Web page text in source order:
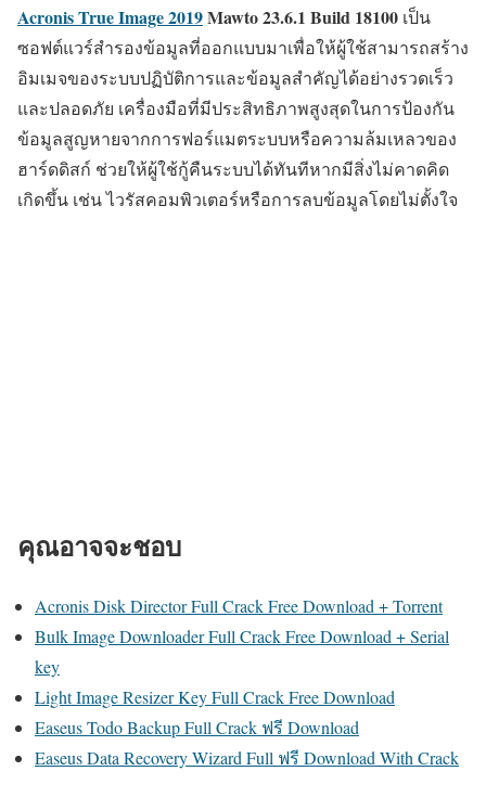
Acronis True Image 2019Mawto23.6.1 Build 18100 เป็น
ซอฟต์แวร์สำรองข้อมูลที่ออกแบบมาเพื่อให้ผู้ใช้สามารถสร้าง
อิมเมจของระบบปฏิบัติการและข้อมูลสำคัญได้อย่างรวดเร็ว
และปลอดภัย เครื่องมือที่มีประสิทธิภาพสูงสุดในการป้องกัน
ข้อมูลสูญหายจากการฟอร์แมตระบบหรือความล้มเหลวของ
ฮาร์ดดิสก์ ช่วยให้ผู้ใช้กู้คืนระบบได้ทันทีหากมีสิ่งไม่คาดคิด
เกิดขึ้น เช่น ไวรัสคอมพิวเตอร์หรือการลบข้อมูลโดยไม่ตั้งใจ
คุณอาจจะชอบ
Acronis Disk Director Full Crack Free Download + Torrent
Bulk Image Downloader Full Crack Free Download + Serial
key
Light Image Resizer Key Full Crack Free Download
Easeus Todo Backup Full Crack ฟรี Download
Easeus Data Recovery Wizard Full ฟรี Download With Crack